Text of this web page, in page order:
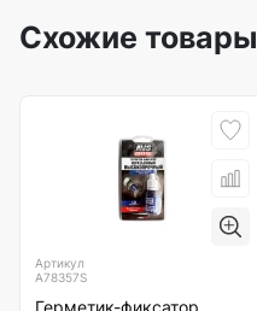
Схожие товары
Артикул
A78357S